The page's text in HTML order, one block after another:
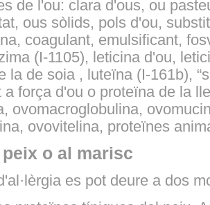
de l'ou: clara d'ous, ou
ous sòlids, pols d'ou,
coagulant, emulsificant,
(I-1105), leticina d'ou,
la de soia , luteïna (I-161b),
a força d'ou o proteïna de la
ovomacroglobulina,
ovovitelina, proteïnes
o al marisc
es pot deure a dos